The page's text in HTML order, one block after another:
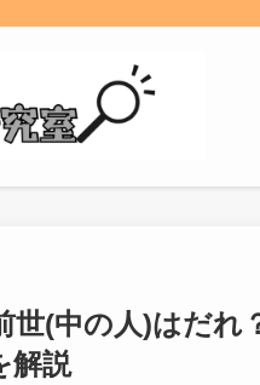
世(中の人)はだれ
解説